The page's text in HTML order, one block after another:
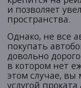
и позволяет
пространства.
Однако, не все
покупать
довольно
в котором нет
этом случае, вы
услугой